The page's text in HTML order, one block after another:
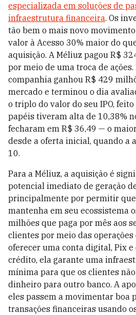
especializada em soluções de
infraestrutura financeira. Os
tão bem o mais novo
valor à Acesso 30% maior do
aquisição. A Méliuz pagou R$
por meio de uma troca de ações.
companhia ganhou R$ 429
mercado e terminou o dia
o triplo do valor do seu IPO,
papéis tiveram alta de 10,38%
fecharam em R$ 36,49 — o
desde a oferta inicial, quando a
10.
Para a Méliuz, a aquisição é
potencial imediato de geração
principalmente por permitir
mantenha em seu ecossistema
milhões que paga por mês aos
clientes por meio das operações
oferecer uma conta digital, Pix
crédito, ela garante uma
mínima para que os clientes
dinheiro para outro banco. A
eles passem a movimentar boa
transações financeiras usando